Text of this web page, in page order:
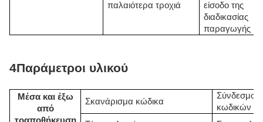
παλαιότερα τροχιά
είσοδο της
διαδικασίας
παραγωγής
4Παράμετροι υλικού
Μέσα και έξω
από
Σκανάρισμα κώδικα
Σύνδεσμος
κωδικών